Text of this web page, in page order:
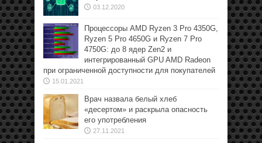
03.12.2020
Процессоры AMD Ryzen 3 Pro 4350G,
Ryzen 5 Pro 4650G и Ryzen 7 Pro
4750G: до 8 ядер Zen2 и
интегрированный GPU AMD Radeon
при ограниченной доступности для покупателей
15.01.2021
Врач назвала белый хлеб
«десертом» и раскрыла опасность
его употребления
27.11.2021